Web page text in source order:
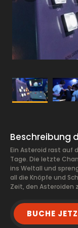
Beschreibung
Ein Asteroid rast auf
Tage. Die letzte
ins Weltall und
all die Knöpfe und
Zeit, den Asteroiden
BUCHE